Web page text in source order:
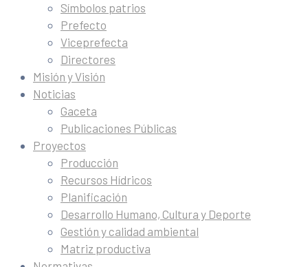
Símbolos patrios
Prefecto
Viceprefecta
Directores
Misión y Visión
Noticias
Gaceta
Publicaciones Públicas
Proyectos
Producción
Recursos Hídricos
Planificación
Desarrollo Humano, Cultura y Deporte
Gestión y calidad ambiental
Matriz productiva